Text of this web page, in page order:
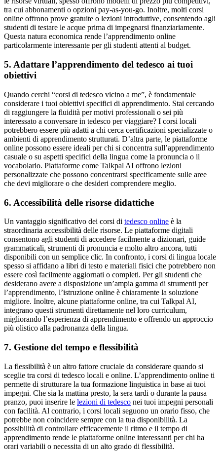
tra cui abbonamenti o opzioni pay-as-you-go. Inoltre, molti corsi
online offrono prove gratuite o lezioni introduttive, consentendo agli
studenti di testare le acque prima di impegnarsi finanziariamente.
Questa natura economica rende l’apprendimento online
particolarmente interessante per gli studenti attenti al budget.
5. Adattare l’apprendimento del tedesco ai tuoi
obiettivi
Quando cerchi “corsi di tedesco vicino a me”, è fondamentale
considerare i tuoi obiettivi specifici di apprendimento. Stai cercando
di raggiungere la fluidità per motivi professionali o sei più
interessato a conversare in tedesco per viaggiare? I corsi locali
potrebbero essere più adatti a chi cerca certificazioni specializzate o
ambienti di apprendimento strutturati. D’altra parte, le piattaforme
online possono essere ideali per chi si concentra sull’apprendimento
casuale o su aspetti specifici della lingua come la pronuncia o il
vocabolario. Piattaforme come Talkpal AI offrono lezioni
personalizzate che possono concentrarsi specificamente sulle aree
che devi migliorare o che desideri comprendere meglio.
6. Accessibilità delle risorse didattiche
Un vantaggio significativo dei corsi di tedesco online è la
straordinaria accessibilità delle risorse. Le piattaforme digitali
consentono agli studenti di accedere facilmente a dizionari, guide
grammaticali, strumenti di pronuncia e molto altro ancora, tutti
disponibili con un semplice clic. In confronto, i corsi di lingua locale
spesso si affidano a libri di testo e materiali fisici che potrebbero non
essere così facilmente aggiornati o completi. Per gli studenti che
desiderano avere a disposizione un’ampia gamma di strumenti per
l’apprendimento, l’istruzione online è chiaramente la soluzione
migliore. Inoltre, alcune piattaforme online, tra cui Talkpal AI,
integrano questi strumenti direttamente nel loro curriculum,
migliorando l’esperienza di apprendimento e offrendo un approccio
più olistico alla padronanza della lingua.
7. Gestione del tempo e flessibilità
La flessibilità è un altro fattore cruciale da considerare quando si
sceglie tra corsi di tedesco locali e online. L’apprendimento online ti
permette di strutturare la tua formazione linguistica in base ai tuoi
impegni. Che sia la mattina presto, la sera tardi o durante la pausa
pranzo, puoi inserire le lezioni di tedesco nei tuoi impegni personali
con facilità. Al contrario, i corsi locali seguono un orario fisso, che
potrebbe non coincidere sempre con la tua disponibilità. La
possibilità di controllare efficacemente il ritmo e il tempo di
apprendimento rende le piattaforme online interessanti per chi ha
orari variabili o necessita di un alto grado di flessibilità.